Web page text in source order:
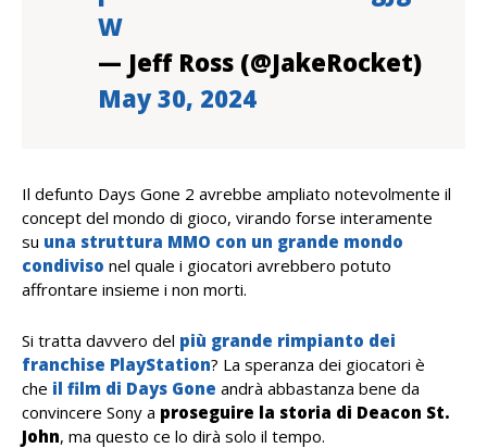
W
— Jeff Ross (@JakeRocket)
May 30, 2024
Il defunto Days Gone 2 avrebbe ampliato notevolmente il
concept del mondo di gioco, virando forse interamente
su una struttura MMO con un grande mondo
condiviso nel quale i giocatori avrebbero potuto
affrontare insieme i non morti.
Si tratta davvero del più grande rimpianto dei
franchise PlayStation? La speranza dei giocatori è
che il film di Days Gone andrà abbastanza bene da
convincere Sony a proseguire la storia di Deacon St.
John, ma questo ce lo dirà solo il tempo.